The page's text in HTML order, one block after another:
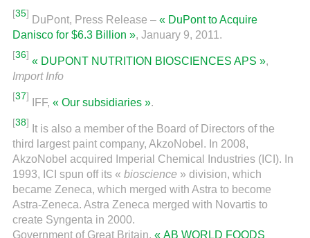
[35]
DuPont, Press Release – « DuPont to Acquire
Danisco for $6.3 Billion », January 9, 2011.
[36]
« DUPONT NUTRITION BIOSCIENCES APS »,
Import Info
[37]
IFF, « Our subsidiaries ».
[38]
It is also a member of the Board of Directors of the
third largest paint company, AkzoNobel. In 2008,
AkzoNobel acquired Imperial Chemical Industries (ICI). In
1993, ICI spun off its « bioscience» division, which
became Zeneca, which merged with Astra to become
Astra-Zeneca. Astra Zeneca merged with Novartis to
create Syngenta in 2000.
Government of Great Britain, « AB WORLD FOODS